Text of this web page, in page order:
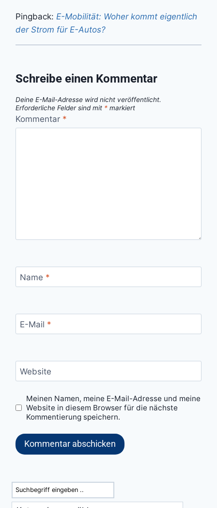
Pingback: E-Mobilität: Woher kommt eigentlich
der Strom für E-Autos?
Schreibe einen Kommentar
Deine E-Mail-Adresse wird nicht veröffentlicht.
Erforderliche Felder sind mit * markiert
Kommentar *
Name *
E-Mail *
Website
Meinen Namen, meine E-Mail-Adresse und meine
Website in diesem Browser für die nächste
Kommentierung speichern.
Suchen